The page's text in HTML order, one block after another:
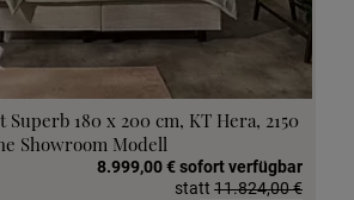
180 x 200 cm, KT Hera, 2150
Showroom Modell
8.999,00 € sofort verfügbar
statt 11.824,00 €